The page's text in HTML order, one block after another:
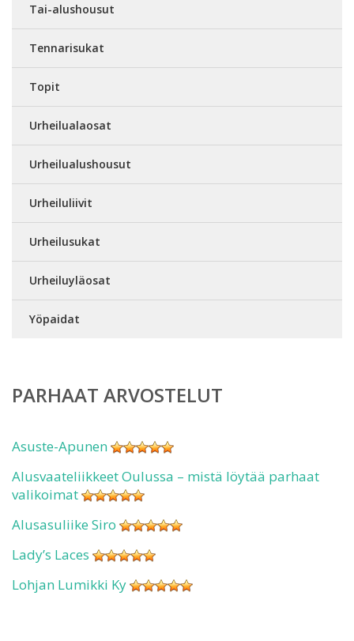
Tai-alushousut
Tennarisukat
Topit
Urheilualaosat
Urheilualushousut
Urheiluliivit
Urheilusukat
Urheiluyläosat
Yöpaidat
PARHAAT ARVOSTELUT
Asuste-Apunen
Alusvaateliikkeet Oulussa – mistä löytää parhaat
valikoimat
Alusasuliike Siro
Lady’s Laces
Lohjan Lumikki Ky